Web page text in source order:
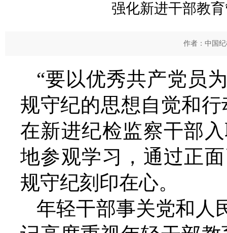
强化新进干部教
作者：中国
“要以优秀共产党员
规守纪的思想自觉和
在新进纪检监察干部
地参观学习，通过正
规守纪刻印在心。
年轻干部事关党和人